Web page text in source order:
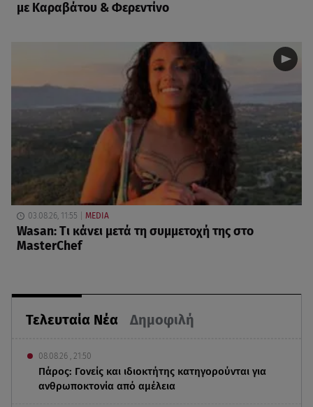
Τελευταία Νέα Δημοφιλή
08.08.26 , 21:50
Πάρος: Γονείς και ιδιοκτήτης κατηγορούνται για
ανθρωποκτονία από αμέλεια
με Καραβάτου & Φερεντίνο
03.08.26, 11:55 MEDIA
Wasan: Tι κάνει μετά τη συμμετοχή της στο
MasterChef